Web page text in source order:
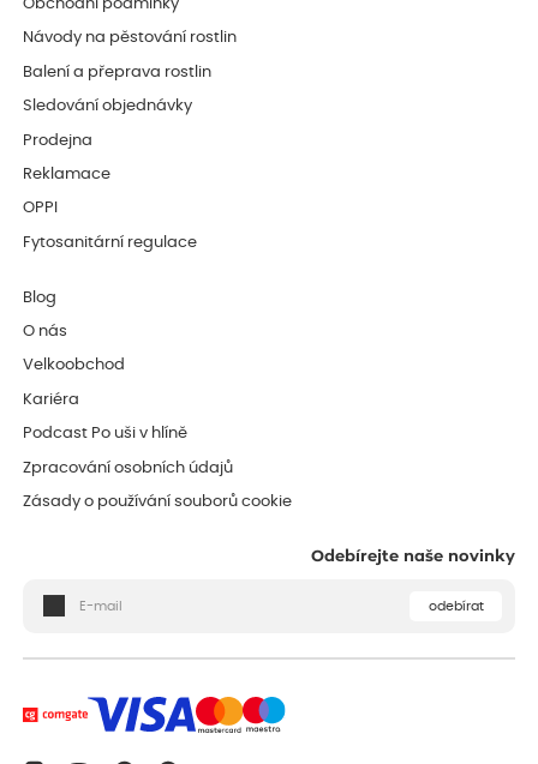
Obchodní podmínky
Návody na pěstování rostlin
Balení a přeprava rostlin
Sledování objednávky
Prodejna
Reklamace
OPPI
Fytosanitární regulace
Blog
O nás
Velkoobchod
Kariéra
Podcast Po uši v hlíně
Zpracování osobních údajů
Zásady o používání souborů cookie
Odebírejte naše novinky
odebírat